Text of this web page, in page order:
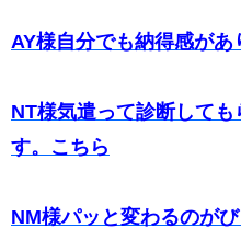
AY様自分でも納得感があ
NT様気遣って診断して
す。こちら
NM様パッと変わるのが